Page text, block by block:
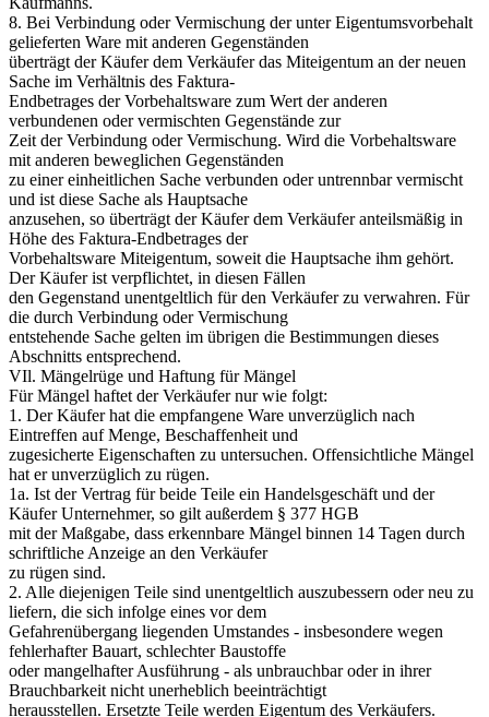
8. Bei Verbindung oder Vermischung der unter Eigentumsvorbehalt
gelieferten Ware mit anderen Gegenständen
überträgt der Käufer dem Verkäufer das Miteigentum an der neuen
Sache im Verhältnis des Faktura-
Endbetrages der Vorbehaltsware zum Wert der anderen
verbundenen oder vermischten Gegenstände zur
Zeit der Verbindung oder Vermischung. Wird die Vorbehaltsware
mit anderen beweglichen Gegenständen
zu einer einheitlichen Sache verbunden oder untrennbar vermischt
und ist diese Sache als Hauptsache
anzusehen, so überträgt der Käufer dem Verkäufer anteilsmäßig in
Höhe des Faktura-Endbetrages der
Vorbehaltsware Miteigentum, soweit die Hauptsache ihm gehört.
Der Käufer ist verpflichtet, in diesen Fällen
den Gegenstand unentgeltlich für den Verkäufer zu verwahren. Für
die durch Verbindung oder Vermischung
entstehende Sache gelten im übrigen die Bestimmungen dieses
Abschnitts entsprechend.
VIl. Mängelrüge und Haftung für Mängel
Für Mängel haftet der Verkäufer nur wie folgt:
1. Der Käufer hat die empfangene Ware unverzüglich nach
Eintreffen auf Menge, Beschaffenheit und
zugesicherte Eigenschaften zu untersuchen. Offensichtliche Mängel
hat er unverzüglich zu rügen.
1a. Ist der Vertrag für beide Teile ein Handelsgeschäft und der
Käufer Unternehmer, so gilt außerdem § 377 HGB
mit der Maßgabe, dass erkennbare Mängel binnen 14 Tagen durch
schriftliche Anzeige an den Verkäufer
zu rügen sind.
2. Alle diejenigen Teile sind unentgeltlich auszubessern oder neu zu
liefern, die sich infolge eines vor dem
Gefahrenübergang liegenden Umstandes - insbesondere wegen
fehlerhafter Bauart, schlechter Baustoffe
oder mangelhafter Ausführung - als unbrauchbar oder in ihrer
Brauchbarkeit nicht unerheblich beeinträchtigt
herausstellen. Ersetzte Teile werden Eigentum des Verkäufers.